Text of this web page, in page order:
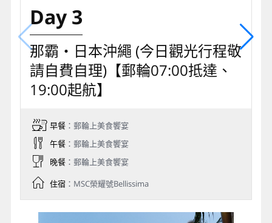
Day 3
那霸‧日本沖繩 (今日觀光行程敬
請自費自理)【郵輪07:00抵達、
19:00起航】
早餐：郵輪上美食饗宴
午餐：郵輪上美食饗宴
晚餐：郵輪上美食饗宴
住宿：MSC榮耀號Bellissima